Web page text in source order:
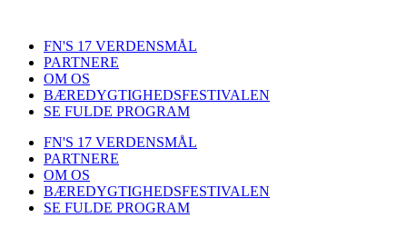
FN'S 17 VERDENSMÅL
PARTNERE
OM OS
BÆREDYGTIGHEDSFESTIVALEN
SE FULDE PROGRAM
FN'S 17 VERDENSMÅL
PARTNERE
OM OS
BÆREDYGTIGHEDSFESTIVALEN
SE FULDE PROGRAM